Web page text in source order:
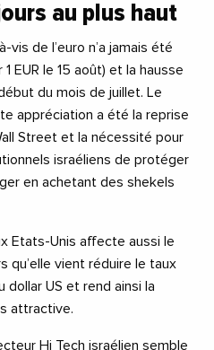
au plus haut
vis de l’euro n’a jamais été
1 EUR le 15 août) et la hausse
du mois de juillet. Le
appréciation a été la reprise
Street et la nécessité pour
israéliens de protéger
en achetant des shekels
Etats-Unis affecte aussi le
qu’elle vient réduire le taux
US et rend ainsi la
attractive.
Hi Tech israélien semble